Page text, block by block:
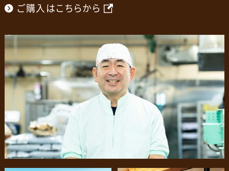
ご購入はこちらから